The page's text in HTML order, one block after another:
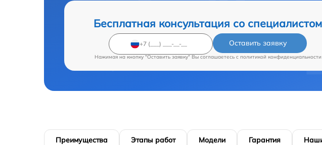
Бесплатная консультация со специалистом
Оставить заявку
Нажимая на кнопку "Оставить заявку" Вы соглашаетесь c политикой конфиденциальности
Преимущества Этапы работ Модели Гарантия